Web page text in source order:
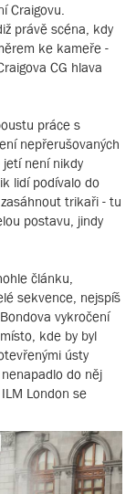
Craigovu.
právě scéna, kdy
ke kameře -
CG hlava
práce s
nepřerušovaných
není nikdy
lidí podívalo do
trikaři - tu
postavu, jindy
článku,
sekvence, nejspíš
vykročení
kde by byl
ústy
do něj
London se